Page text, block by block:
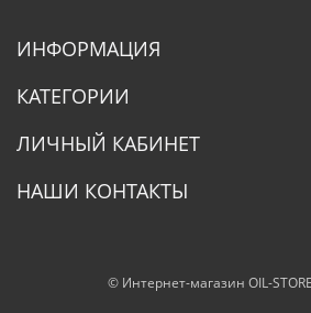
ИНФОРМАЦИЯ
КАТЕГОРИИ
ЛИЧНЫЙ КАБИНЕТ
НАШИ КОНТАКТЫ
© Интернет-магазин OIL-